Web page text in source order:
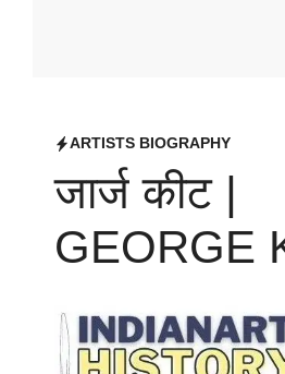
ARTISTS BIOGRAPHY
जार्ज कीट |
GEORGE